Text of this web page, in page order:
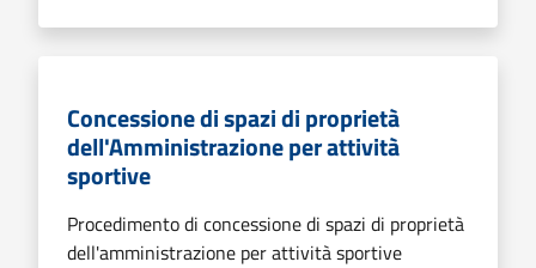
Concessione di spazi di proprietà
dell'Amministrazione per attività
sportive
Procedimento di concessione di spazi di proprietà
dell'amministrazione per attività sportive